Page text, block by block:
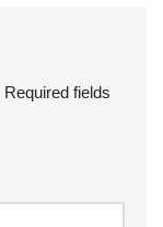
Required fields